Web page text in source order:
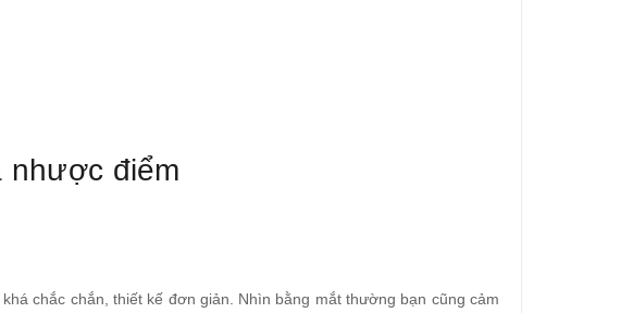
nhược điểm
chắc chắn, thiết kế đơn giản. Nhìn bằng mắt thường bạn cũng cảm